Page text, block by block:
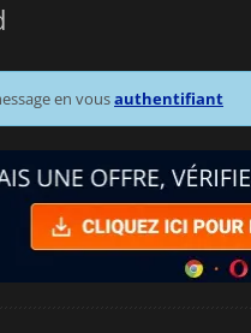
en vousauthentifiant